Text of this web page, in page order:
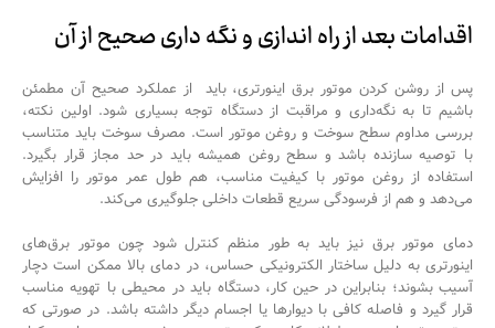
اقدامات بعد از راه اندازی و نگه داری صحیح از آن
پس از روشن کردن موتور برق اینورتری، باید از عملکرد صحیح آن مطمئن
باشیم تا به نگه‌داری و مراقبت از دستگاه توجه بسیاری شود. اولین نکته،
بررسی مداوم سطح سوخت و روغن موتور است. مصرف سوخت باید متناسب
با توصیه سازنده باشد و سطح روغن همیشه باید در حد مجاز قرار بگیرد.
استفاده از روغن موتور با کیفیت مناسب، هم طول عمر موتور را افزایش
می‌دهد و هم از فرسودگی سریع قطعات داخلی جلوگیری می‌کند.
دمای موتور برق نیز باید به طور منظم کنترل شود چون موتور برق‌های
اینورتری به دلیل ساختار الکترونیکی حساس، در دمای بالا ممکن است دچار
آسیب بشوند؛ بنابراین در حین کار، دستگاه باید در محیطی با تهویه مناسب
قرار گیرد و فاصله کافی با دیوارها یا اجسام دیگر داشته باشد. در صورتی که